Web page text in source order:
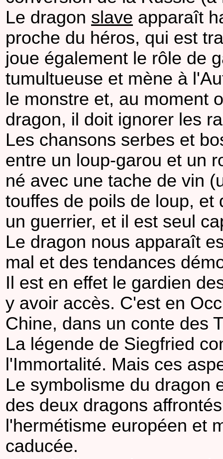
Le dragon slave apparaît
proche du héros, qui est
joue également le rôle de
tumultueuse et mène à
le monstre et, au moment
dragon, il doit ignorer les
Les chansons serbes et
entre un loup-garou et un
né avec une tache de vin
touffes de poils de loup,
un guerrier, et il est seul
Le dragon nous apparaît
mal et des tendances
Il est en effet le gardien
y avoir accès. C'est en
Chine, dans un conte des
La légende de Siegfried
l'Immortalité. Mais ces
Le symbolisme du dragon
des deux dragons
l'hermétisme européen et
caducée.